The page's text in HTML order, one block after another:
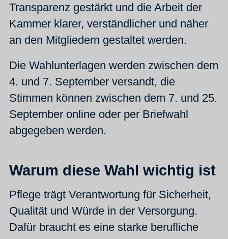
Transparenz gestärkt und die Arbeit der
Kammer klarer, verständlicher und näher
an den Mitgliedern gestaltet werden.
Die Wahlunterlagen werden zwischen dem
4. und 7. September versandt, die
Stimmen können zwischen dem 7. und 25.
September online oder per Briefwahl
abgegeben werden.
Warum diese Wahl wichtig ist
Pflege trägt Verantwortung für Sicherheit,
Qualität und Würde in der Versorgung.
Dafür braucht es eine starke berufliche